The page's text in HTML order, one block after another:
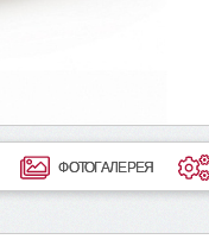
ФОТОГАЛЕРЕЯ